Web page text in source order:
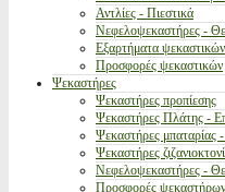
Αντλίες - Πιεστικά
Νεφελοψεκαστήρες -
Εξαρτήματα ψεκαστικών
Προσφορές ψεκαστικών
Ψεκαστήρες
Ψεκαστήρες προπίεσης
Ψεκαστήρες Πλάτης -
Ψεκαστήρες μπαταρίας -
Ψεκαστήρες
Νεφελοψεκαστήρες -
Προσφορές ψεκαστήρων